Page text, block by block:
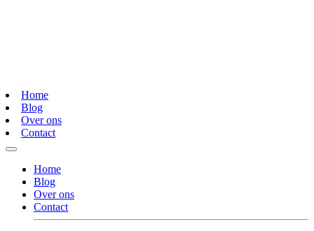
Home
Blog
Over ons
Contact
Home
Blog
Over ons
Contact